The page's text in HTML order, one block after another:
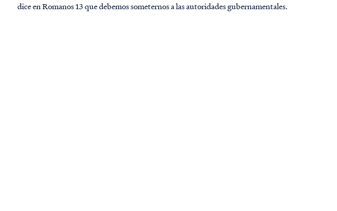
dice en Romanos 13 que debemos someternos a las autoridades gubernamentales.